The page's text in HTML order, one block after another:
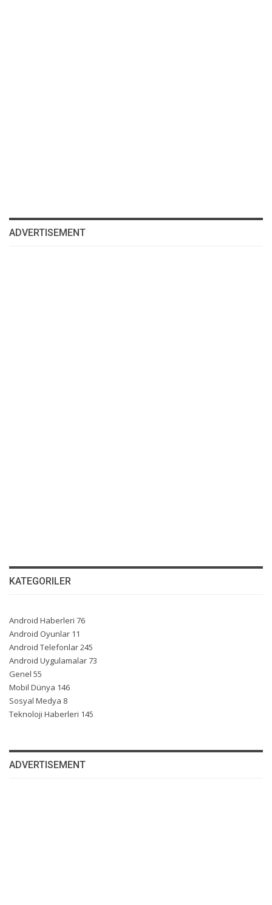
ADVERTISEMENT
KATEGORILER
Android Haberleri 76
Android Oyunlar 11
Android Telefonlar245
Android Uygulamalar73
Genel 55
Mobil Dünya 146
Sosyal Medya 8
Teknoloji Haberleri 145
ADVERTISEMENT